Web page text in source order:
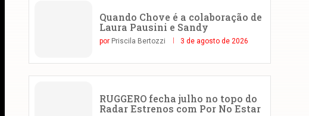
Quando Chove é a colaboração de
Laura Pausini e Sandy
por Priscila Bertozzi 3 de agosto de 2026
RUGGERO fecha julho no topo do
Radar Estrenos com Por No Estar